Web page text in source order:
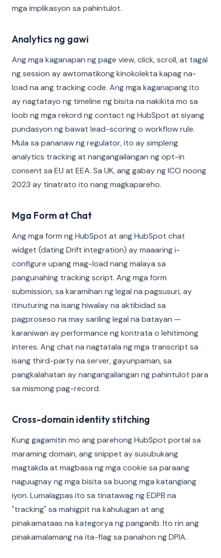
mga implikasyon sa pahintulot.
Analytics ng gawi
Ang mga kaganapan ng page view, click, scroll, at tagal
ng session ay awtomatikong kinokolekta kapag na-
load na ang tracking code. Ang mga kaganapang ito
ay nagtatayo ng timeline ng bisita na nakikita mo sa
loob ng mga rekord ng contact ng HubSpot at siyang
pundasyon ng bawat lead-scoring o workflow rule.
Mula sa pananaw ng regulator, ito ay simpleng
analytics tracking at nangangailangan ng opt-in
consent sa EU at EEA. Sa UK, ang gabay ng ICO noong
2023 ay tinatrato ito nang magkapareho.
Mga Form at Chat
Ang mga form ng HubSpot at ang HubSpot chat
widget (dating Drift integration) ay maaaring i-
configure upang mag-load nang malaya sa
pangunahing tracking script. Ang mga form
submission, sa karamihan ng legal na pagsusuri, ay
itinuturing na isang hiwalay na aktibidad sa
pagproseso na may sariling legal na batayan —
karaniwan ay performance ng kontrata o lehitimong
interes. Ang chat na nagtatala ng mga transcript sa
isang third-party na server, gayunpaman, sa
pangkalahatan ay nangangailangan ng pahintulot para
sa mismong pag-record.
Cross-domain identity stitching
Kung gagamitin mo ang parehong HubSpot portal sa
maraming domain, ang snippet ay susubukang
magtakda at magbasa ng mga cookie sa paraang
naguugnay ng mga bisita sa buong mga katangiang
iyon. Lumalagpas ito sa tinatawag ng EDPB na
"tracking" sa mahigpit na kahulugan at ang
pinakamataas na kategorya ng panganib. Ito rin ang
pinakamalamang na ita-flag sa panahon ng DPIA.